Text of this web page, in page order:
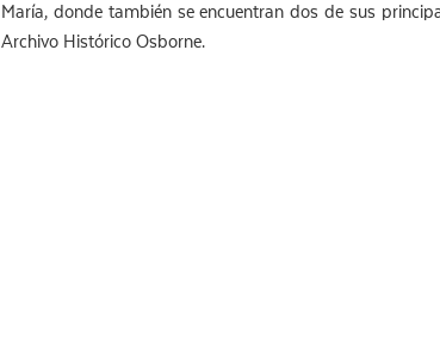
María, donde también se encuentran dos de sus
Archivo Histórico Osborne.